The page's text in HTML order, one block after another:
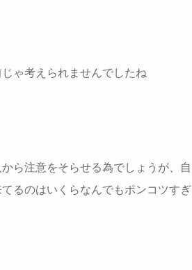
ゃ考えられませんでしたね
ら注意をそらせる為でしょうが、自
るのはいくらなんでもポンコツすぎ